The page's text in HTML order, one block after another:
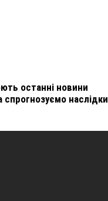
останні новини
спрогнозуємо наслідки